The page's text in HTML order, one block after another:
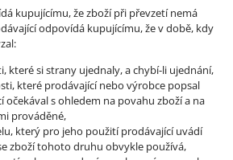
kupujícímu, že zboží při převzetí nemá
odpovídá kupujícímu, že v době, kdy
které si strany ujednaly, a chybí-li ujednání,
které prodávající nebo výrobce popsal
očekával s ohledem na povahu zboží a na
prováděné,
který pro jeho použití prodávající uvádí
zboží tohoto druhu obvykle používá,